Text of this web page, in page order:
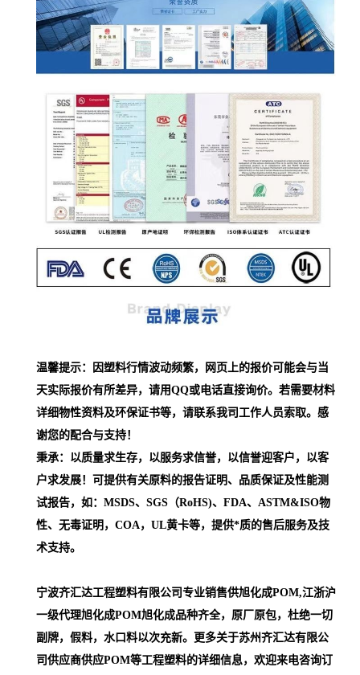
温馨提示：因塑料行情波动频繁，网页上的报价可能会与当
天实际报价有所差异，请用QQ或电话直接询价。若需要材料
详细物性资料及环保证书等，请联系我司工作人员索取。感
谢您的配合与支持！
秉承：以质量求生存，以服务求信誉，以信誉迎客户，以客
户求发展！可提供有关原料的报告证明、品质保证及性能测
试报告，如：MSDS、SGS（RoHS)、FDA、ASTM&ISO物
性、无毒证明，COA，UL黄卡等，提供*质的售后服务及技
术支持。
宁波齐汇达工程塑料有限公司专业销售供旭化成POM,江浙沪
一级代理旭化成POM旭化成品种齐全，原厂原包，杜绝一切
副牌，假料，水口料以次充新。更多关于苏州齐汇达有限公
司供应商供应POM等工程塑料的详细信息，欢迎来电咨询订